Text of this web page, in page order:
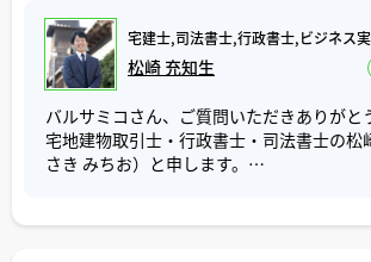
裁判所から法務局に対して嘱託することに
記がされることになります。
（本人、弁護士、司法書士等の申請によっ
のではありません。）
成年後見人が選任された後は、預金の解約
却、介護施設への入所契約等、成年被後見
には、原則として成年後見人が代理で行う
なお、成年後見の登記簿謄本は、不動産や
宅建士,司法書士,行政書士,ビジネス
松崎 充知生
バルサミコさん、ご質問いただきありがと
宅地建物取引士・行政書士・司法書士の松
さき みちお）と申します。